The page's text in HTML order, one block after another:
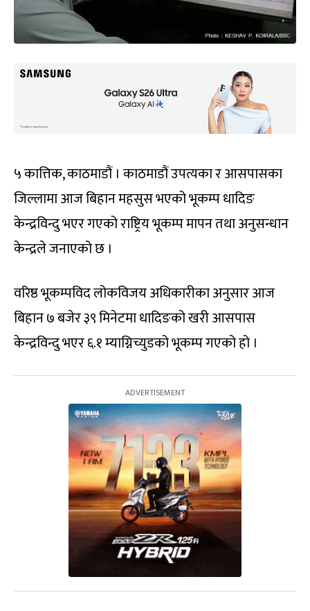
५ कात्तिक, काठमाडौं । काठमाडौं उपत्यका र आसपासका
जिल्लामा आज बिहान महसुस भएको भूकम्प धादिङ
केन्द्रविन्दु भएर गएको राष्ट्रिय भूकम्प मापन तथा अनुसन्धान
केन्द्रले जनाएको छ ।
वरिष्ठ भूकम्पविद लोकविजय अधिकारीका अनुसार आज
बिहान ७ बजेर ३९ मिनेटमा धादिङको खरी आसपास
केन्द्रविन्दु भएर ६.१ म्याग्निच्युडको भूकम्प गएको हो ।